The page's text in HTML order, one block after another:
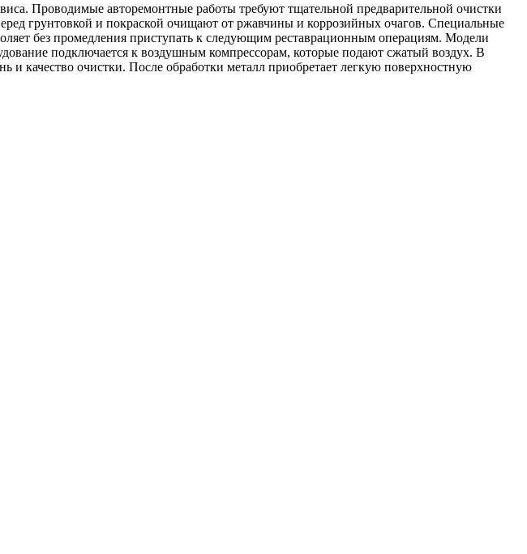
Проводимые авторемонтные работы требуют тщательной предварительной очистки
грунтовкой и покраской очищают от ржавчины и коррозийных очагов. Специальные
без промедления приступать к следующим реставрационным операциям. Модели
подключается к воздушным компрессорам, которые подают сжатый воздух. В
качество очистки. После обработки металл приобретает легкую поверхностную